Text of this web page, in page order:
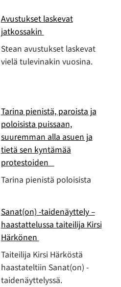
Avustukset laskevat
jatkossakin
Stean avustukset laskevat
vielä tulevinakin vuosina.
Tarina pienistä, paroista ja
poloisista puissaan,
suuremman alla asuen ja
tietä sen kyntämää
protestoiden
Tarina pienistä poloisista
Sanat(on) -taidenäyttely –
haastattelussa taiteilija Kirsi
Härkönen
Taiteilija Kirsi Härköstä
haastateltiin Sanat(on) -
taidenäyttelyssä.